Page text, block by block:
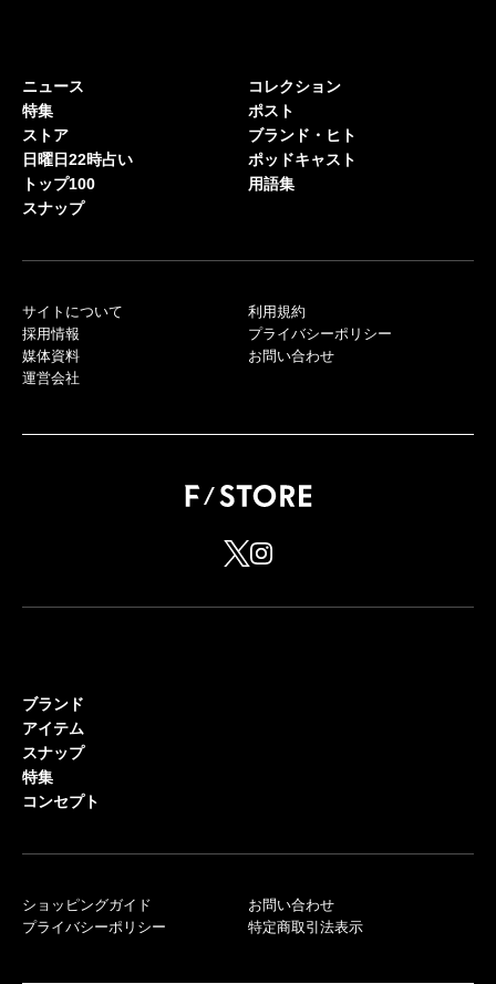
ニュース
特集
ストア
日曜日22時占い
トップ100
スナップ
コレクション
ポスト
ブランド・ヒト
ポッドキャスト
用語集
サイトについて
採用情報
媒体資料
運営会社
利用規約
プライバシーポリシー
お問い合わせ
ブランド
アイテム
スナップ
特集
コンセプト
ショッピングガイド
プライバシーポリシー
お問い合わせ
特定商取引法表示